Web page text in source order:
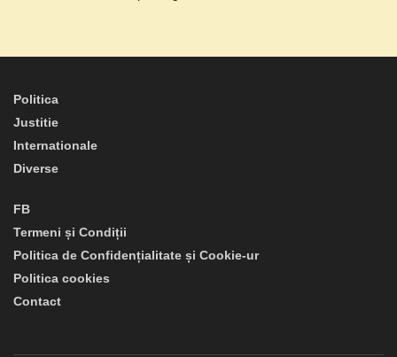
Politica
Justitie
Internationale
Diverse
FB
Termeni și Condiții
Politica de Confidențialitate și Cookie-ur
Politica cookies
Contact